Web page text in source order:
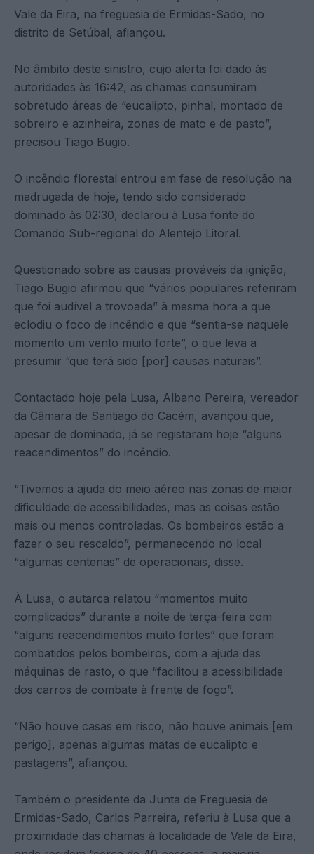
Vale da Eira, na freguesia de Ermidas-Sado, no
distrito de Setúbal, afiançou.
No âmbito deste sinistro, cujo alerta foi dado às
autoridades às 16:42, as chamas consumiram
sobretudo áreas de “eucalipto, pinhal, montado de
sobreiro e azinheira, zonas de mato e de pasto”,
precisou Tiago Bugio.
O incêndio florestal entrou em fase de resolução na
madrugada de hoje, tendo sido considerado
dominado às 02:30, declarou à Lusa fonte do
Comando Sub-regional do Alentejo Litoral.
Questionado sobre as causas prováveis da ignição,
Tiago Bugio afirmou que “vários populares referiram
que foi audível a trovoada” à mesma hora a que
eclodiu o foco de incêndio e que “sentia-se naquele
momento um vento muito forte”, o que leva a
presumir “que terá sido [por] causas naturais”.
Contactado hoje pela Lusa, Albano Pereira, vereador
da Câmara de Santiago do Cacém, avançou que,
apesar de dominado, já se registaram hoje “alguns
reacendimentos” do incêndio.
“Tivemos a ajuda do meio aéreo nas zonas de maior
dificuldade de acessibilidades, mas as coisas estão
mais ou menos controladas. Os bombeiros estão a
fazer o seu rescaldo”, permanecendo no local
“algumas centenas” de operacionais, disse.
À Lusa, o autarca relatou “momentos muito
complicados” durante a noite de terça-feira com
“alguns reacendimentos muito fortes” que foram
combatidos pelos bombeiros, com a ajuda das
máquinas de rasto, o que “facilitou a acessibilidade
dos carros de combate à frente de fogo”.
“Não houve casas em risco, não houve animais [em
perigo], apenas algumas matas de eucalipto e
pastagens”, afiançou.
Também o presidente da Junta de Freguesia de
Ermidas-Sado, Carlos Parreira, referiu à Lusa que a
proximidade das chamas à localidade de Vale da Eira,